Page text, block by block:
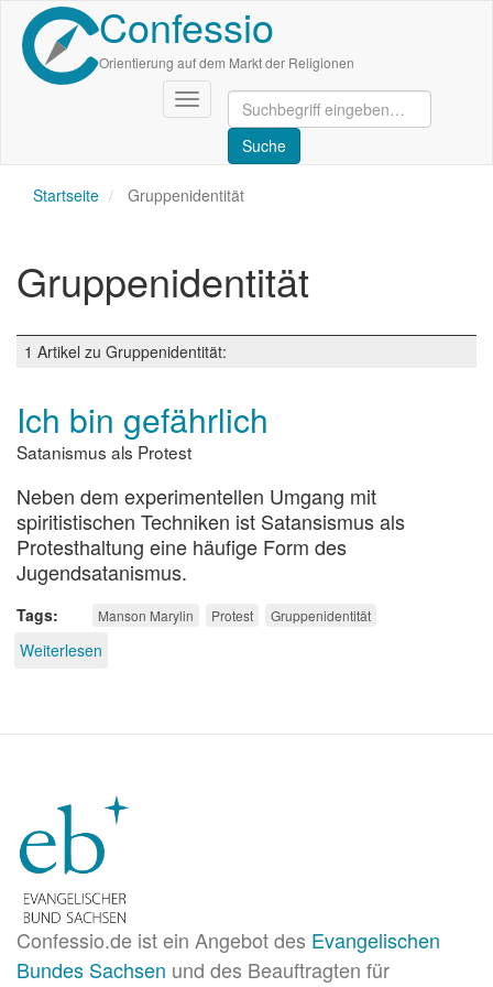
Direkt
zum
Inhalt
Confessio
Orientierung auf dem Markt der Religionen
Navigation
aktivieren/deaktivieren
Startseite Gruppenidentität
Gruppenidentität
1 Artikel zu Gruppenidentität:
Ich bin gefährlich
Satanismus als Protest
Neben dem experimentellen Umgang mit
spiritistischen Techniken ist Satansismus als
Protesthaltung eine häufige Form des
Jugendsatanismus.
Tags Manson Marylin Protest Gruppenidentität
Weiterlesen
Confessio.de ist ein Angebot des Evangelischen
Bundes Sachsen und des Beauftragten für